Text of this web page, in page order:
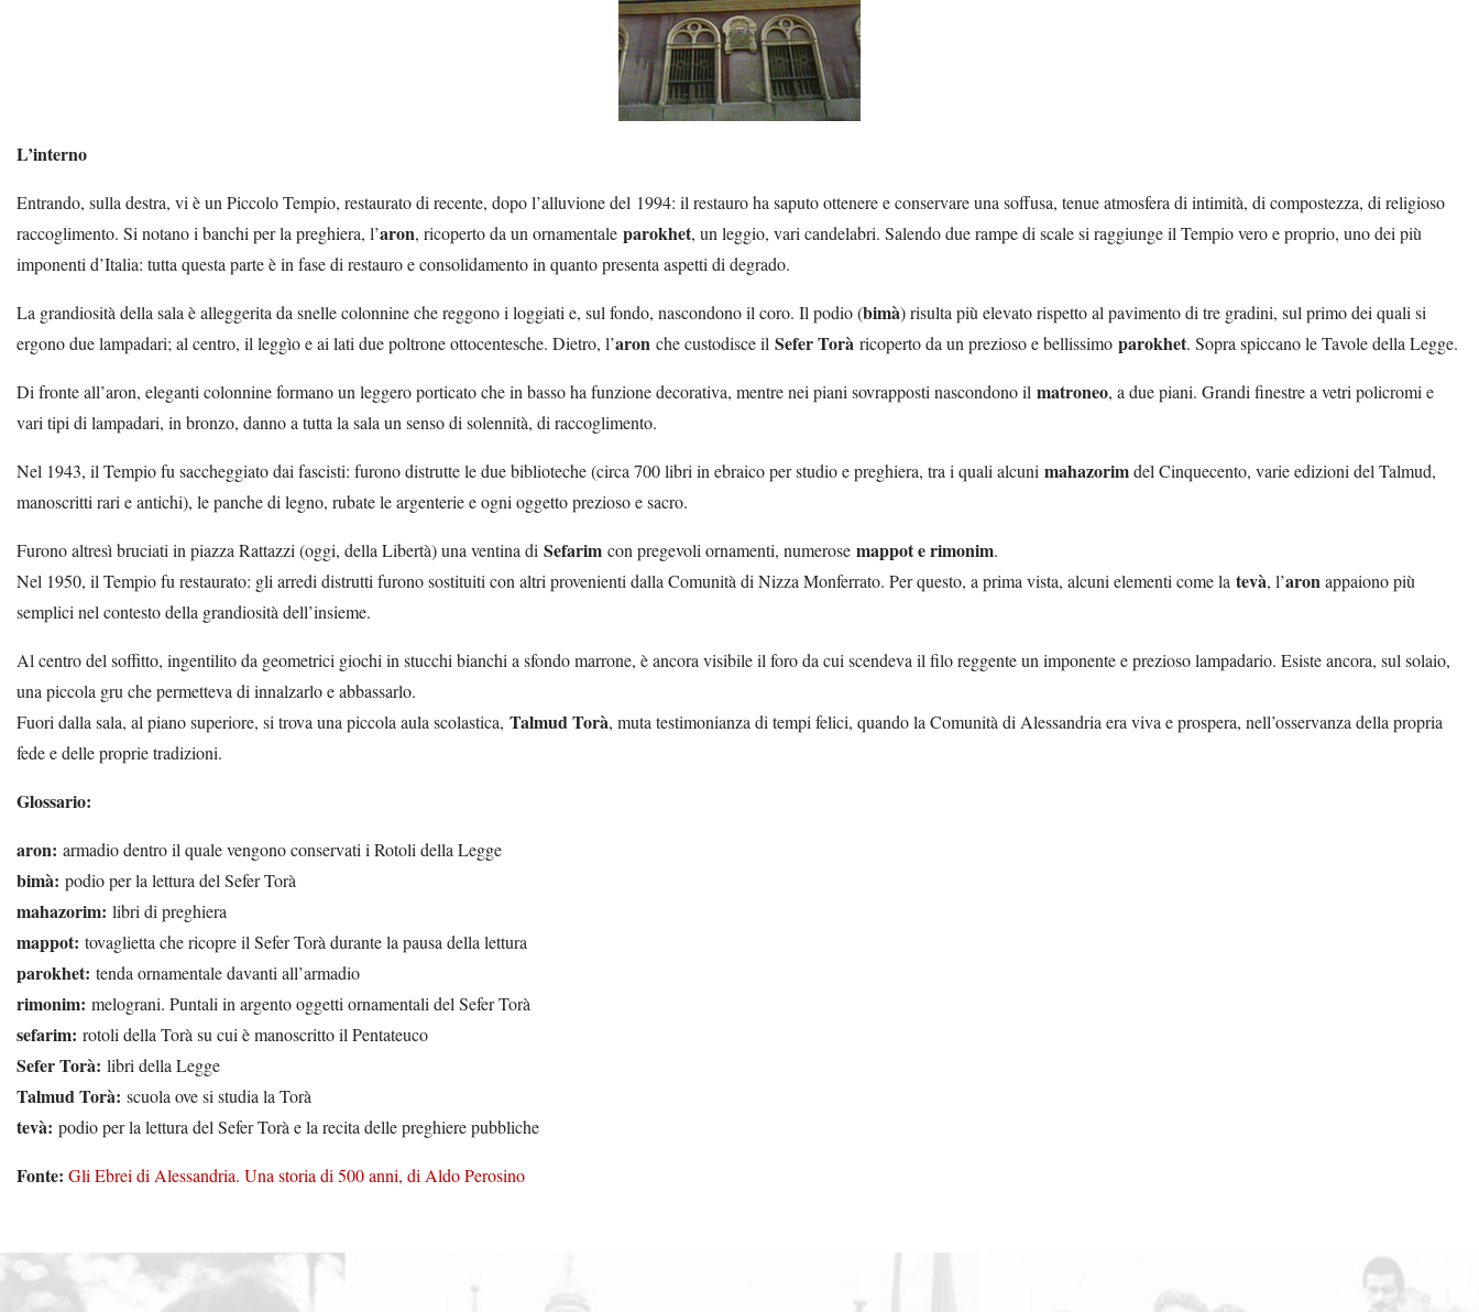
L’interno
Entrando, sulla destra, vi è un Piccolo Tempio, restaurato di recente, dopo l’alluvione del 1994: il restauro ha saputo ottenere e conservare una soffusa, tenue atmosfera di intimità, di compostezza, di religioso
raccoglimento. Si notano i banchi per la preghiera, l’aron, ricoperto da un ornamentale parokhet, un leggio, vari candelabri. Salendo due rampe di scale si raggiunge il Tempio vero e proprio, uno dei più
imponenti d’Italia: tutta questa parte è in fase di restauro e consolidamento in quanto presenta aspetti di degrado.
La grandiosità della sala è alleggerita da snelle colonnine che reggono i loggiati e, sul fondo, nascondono il coro. Il podio (bimà) risulta più elevato rispetto al pavimento di tre gradini, sul primo dei quali si
ergono due lampadari; al centro, il leggìo e ai lati due poltrone ottocentesche. Dietro, l’aron che custodisce il Sefer Torà ricoperto da un prezioso e bellissimo parokhet. Sopra spiccano le Tavole della Legge.
Di fronte all’aron, eleganti colonnine formano un leggero porticato che in basso ha funzione decorativa, mentre nei piani sovrapposti nascondono il matroneo, a due piani. Grandi finestre a vetri policromi e
vari tipi di lampadari, in bronzo, danno a tutta la sala un senso di solennità, di raccoglimento.
Nel 1943, il Tempio fu saccheggiato dai fascisti: furono distrutte le due biblioteche (circa 700 libri in ebraico per studio e preghiera, tra i quali alcuni mahazorimdel Cinquecento, varie edizioni del Talmud,
manoscritti rari e antichi), le panche di legno, rubate le argenterie e ogni oggetto prezioso e sacro.
Furono altresì bruciati in piazza Rattazzi (oggi, della Libertà) una ventina di Sefarim con pregevoli ornamenti, numerose mappot e rimonim.
Nel 1950, il Tempio fu restaurato: gli arredi distrutti furono sostituiti con altri provenienti dalla Comunità di Nizza Monferrato. Per questo, a prima vista, alcuni elementi come la tevà, l’aronappaiono più
semplici nel contesto della grandiosità dell’insieme.
Al centro del soffitto, ingentilito da geometrici giochi in stucchi bianchi a sfondo marrone, è ancora visibile il foro da cui scendeva il filo reggente un imponente e prezioso lampadario. Esiste ancora, sul solaio,
una piccola gru che permetteva di innalzarlo e abbassarlo.
Fuori dalla sala, al piano superiore, si trova una piccola aula scolastica, Talmud Torà, muta testimonianza di tempi felici, quando la Comunità di Alessandria era viva e prospera, nell’osservanza della propria
fede e delle proprie tradizioni.
Glossario:
aron: armadio dentro il quale vengono conservati i Rotoli della Legge
bimà: podio per la lettura del Sefer Torà
mahazorim: libri di preghiera
mappot: tovaglietta che ricopre il Sefer Torà durante la pausa della lettura
parokhet: tenda ornamentale davanti all’armadio
rimonim: melograni. Puntali in argento oggetti ornamentali del Sefer Torà
sefarim: rotoli della Torà su cui è manoscritto il Pentateuco
Sefer Torà: libri della Legge
Talmud Torà: scuola ove si studia la Torà
tevà: podio per la lettura del Sefer Torà e la recita delle preghiere pubbliche
Fonte: Gli Ebrei di Alessandria. Una storia di 500 anni, di Aldo Perosino